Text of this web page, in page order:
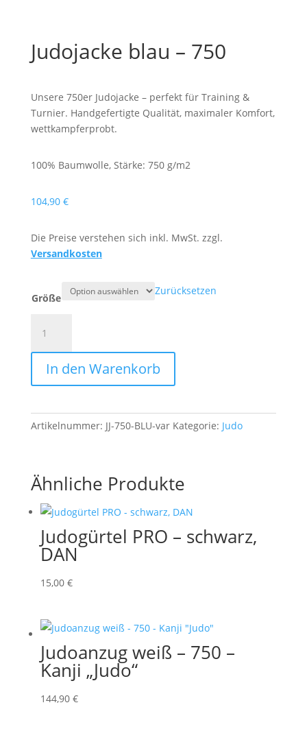
Judojacke blau – 750
Unsere 750er Judojacke – perfekt für Training &
Turnier. Handgefertigte Qualität, maximaler Komfort,
wettkampferprobt.
100% Baumwolle, Stärke: 750 g/m2
104,90 €
Die Preise verstehen sich inkl. MwSt. zzgl.
Versandkosten
Größe
Zurücksetzen
blau
-
Menge
In den Warenkorb
Artikelnummer: JJ-750-BLU-var Kategorie: Judo
Ähnliche Produkte
Judogürtel PRO – schwarz,
DAN
15,00 €
Judoanzug weiß – 750 –
Kanji „Judo“
144,90 €